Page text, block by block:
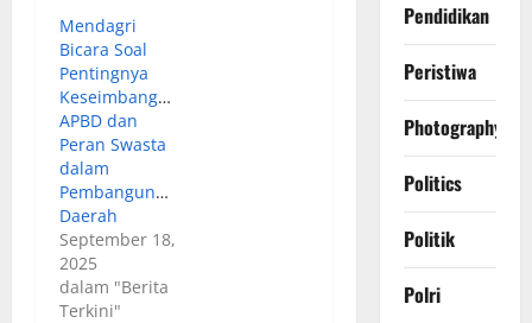
Mendagri
Bicara Soal
Pentingnya
Keseimbangan
APBD dan
Peran Swasta
dalam
Pembangunan
Daerah
September 18,
2025
dalam "Berita
Terkini"
Pendidikan
Peristiwa
Photography
Politics
Politik
Polri